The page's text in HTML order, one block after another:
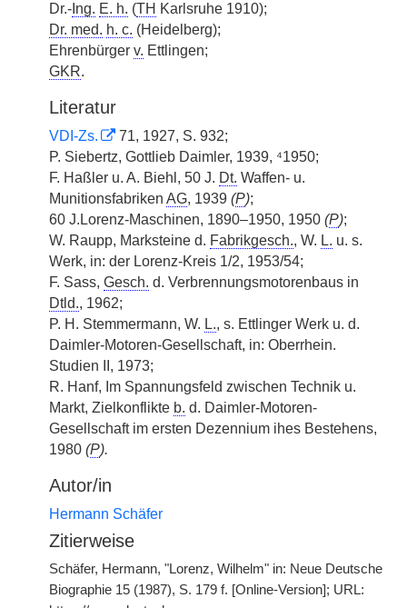
Dr.- Ing. E. h. (TH Karlsruhe 1910);
Dr. med. h. c. (Heidelberg);
Ehrenbürger v. Ettlingen;
GKR.
Literatur
VDI-Zs.
71, 1927, S. 932;
P. Siebertz, Gottlieb Daimler, 1939, ⁴1950;
F. Haßler u. A. Biehl, 50 J. Dt. Waffen- u.
Munitionsfabriken AG, 1939 (P);
60 J.Lorenz-Maschinen, 1890–1950, 1950 (P);
W. Raupp, Marksteine d. Fabrikgesch., W. L. u. s.
Werk, in: der Lorenz-Kreis 1/2, 1953/54;
F. Sass, Gesch. d. Verbrennungsmotorenbaus in
Dtld., 1962;
P. H. Stemmermann, W. L., s. Ettlinger Werk u. d.
Daimler-Motoren-Gesellschaft, in: Oberrhein.
Studien II, 1973;
R. Hanf, Im Spannungsfeld zwischen Technik u.
Markt, Zielkonflikte b. d. Daimler-Motoren-
Gesellschaft im ersten Dezennium ihes Bestehens,
1980 (P).
Autor/in
Hermann Schäfer
Zitierweise
Schäfer, Hermann, "Lorenz, Wilhelm" in: Neue Deutsche
Biographie 15 (1987), S. 179 f. [Online-Version]; URL: